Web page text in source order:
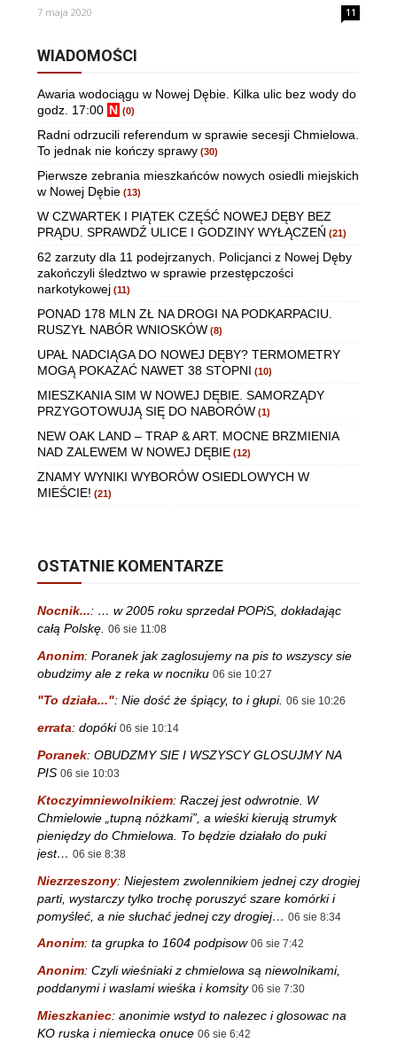
7 maja 2020 11
WIADOMOŚCI
Awaria wodociągu w Nowej Dębie. Kilka ulic bez wody do
godz. 17:00 N (0)
Radni odrzucili referendum w sprawie secesji Chmielowa.
To jednak nie kończy sprawy (30)
Pierwsze zebrania mieszkańców nowych osiedli miejskich
w Nowej Dębie (13)
W CZWARTEK I PIĄTEK CZĘŚĆ NOWEJ DĘBY BEZ
PRĄDU. SPRAWDŹ ULICE I GODZINY WYŁĄCZEŃ (21)
62 zarzuty dla 11 podejrzanych. Policjanci z Nowej Dęby
zakończyli śledztwo w sprawie przestępczości
narkotykowej (11)
PONAD 178 MLN ZŁ NA DROGI NA PODKARPACIU.
RUSZYŁ NABÓR WNIOSKÓW (8)
UPAŁ NADCIĄGA DO NOWEJ DĘBY? TERMOMETRY
MOGĄ POKAZAĆ NAWET 38 STOPNI (10)
MIESZKANIA SIM W NOWEJ DĘBIE. SAMORZĄDY
PRZYGOTOWUJĄ SIĘ DO NABORÓW (1)
NEW OAK LAND – TRAP & ART. MOCNE BRZMIENIA
NAD ZALEWEM W NOWEJ DĘBIE (12)
ZNAMY WYNIKI WYBORÓW OSIEDLOWYCH W
MIEŚCIE! (21)
OSTATNIE KOMENTARZE
Nocnik...: … w 2005 roku sprzedał POPiS, dokładając
całą Polskę. 06 sie 11:08
Anonim: Poranek jak zaglosujemy na pis to wszyscy sie
obudzimy ale z reka w nocniku 06 sie 10:27
"To działa...": Nie dość że śpiący, to i głupi. 06 sie 10:26
errata: dopóki 06 sie 10:14
Poranek: OBUDZMY SIE I WSZYSCY GLOSUJMY NA
PIS 06 sie 10:03
Ktoczyimniewolnikiem: Raczej jest odwrotnie. W
Chmielowie „tupną nóżkami”, a wieśki kierują strumyk
pieniędzy do Chmielowa. To będzie działało do puki
jest… 06 sie 8:38
Niezrzeszony: Niejestem zwolennikiem jednej czy drogiej
parti, wystarczy tylko trochę poruszyć szare komórki i
pomyśleć, a nie słuchać jednej czy drogiej… 06 sie 8:34
Anonim: ta grupka to 1604 podpisow 06 sie 7:42
Anonim: Czyli wieśniaki z chmielowa są niewolnikami,
poddanymi i waslami wieśka i komsity 06 sie 7:30
Mieszkaniec: anonimie wstyd to nalezec i glosowac na
KO ruska i niemiecka onuce 06 sie 6:42